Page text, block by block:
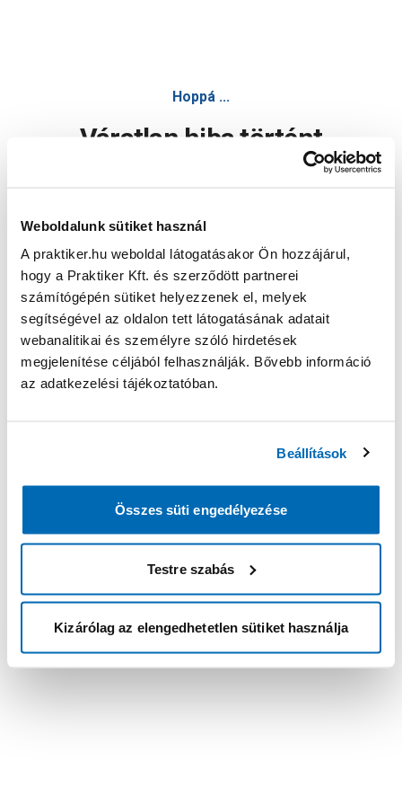
Weboldalunk sütiket használ
A praktiker.hu weboldal látogatásakor Ön hozzájárul,
hogy a Praktiker Kft. és szerződött partnerei
számítógépén sütiket helyezzenek el, melyek
segítségével az oldalon tett látogatásának adatait
webanalitikai és személyre szóló hirdetések
megjelenítése céljából felhasználják. Bővebb információ
az adatkezelési tájékoztatóban.
Beállítások
Összes süti engedélyezése
Testre szabás
Kizárólag az elengedhetetlen sütiket használja
Hoppá ...
Váratlan hiba történt
Oldal újratöltése